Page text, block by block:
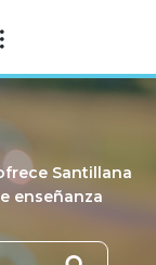
Santillana
enseñanza